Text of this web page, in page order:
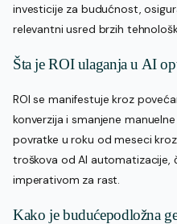
investicije za budućnost,
relevantni usred brzih
Šta je ROI ulaganja u AI
ROI se manifestuje kroz
konverzija i smanjene
povratke u roku od meseci
troškova od AI automatizacije,
imperativom za rast.
Kako je budućepodložna